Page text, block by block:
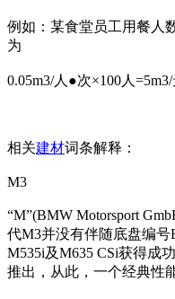
例如：某食堂员工用餐人
为
0.05m3/人●次×100人=5m3/
相关建材词条解释：
M3
“M”(BMW Motorsport
代M3并没有伴随底盘编号
M535i及M635 CSi获得成
推出，从此，一个经典性